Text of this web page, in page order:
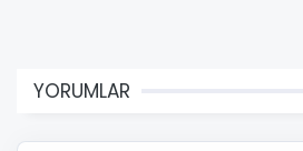
YORUMLAR